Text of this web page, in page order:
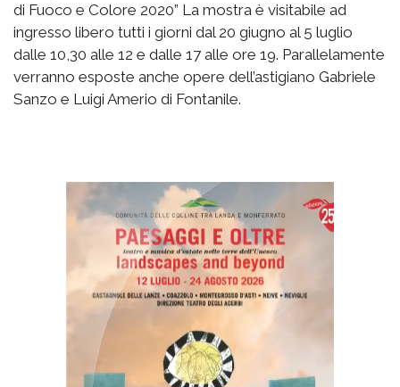
di Fuoco e Colore 2020” La mostra è visitabile ad
ingresso libero tutti i giorni dal 20 giugno al 5 luglio
dalle 10,30 alle 12 e dalle 17 alle ore 19. Parallelamente
verranno esposte anche opere dell’astigiano Gabriele
Sanzo e Luigi Amerio di Fontanile.